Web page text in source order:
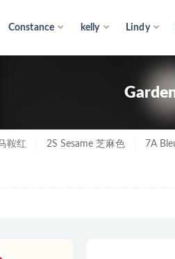
Constance kelly Lindy
鞍红 2S Sesame 芝麻色 7A